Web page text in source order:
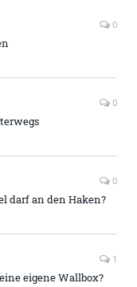
0
0
0
darf an den Haken?
1
eigene Wallbox?